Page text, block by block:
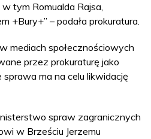
tym Romualda Rajsa,
+Bury+” – podała prokuratura.
mediach społecznościowych
przez prokuraturę jako
ma na celu likwidację
spraw zagranicznych
w Brześciu Jerzemu